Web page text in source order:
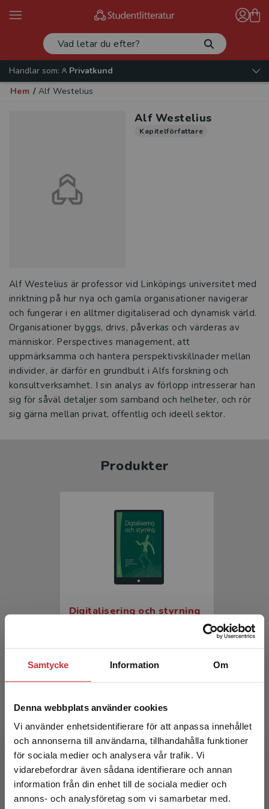
Samtycke Information Om
Denna webbplats använder cookies
Vi använder enhetsidentifierare för att anpassa innehållet
och annonserna till användarna, tillhandahålla funktioner
för sociala medier och analysera vår trafik. Vi
vidarebefordrar även sådana identifierare och annan
information från din enhet till de sociala medier och
annons- och analysföretag som vi samarbetar med.
Begränsad fraktregion
Handlar som:
Privatkund
Hem / Alf Westelius
Alf Westelius
Kapitelförfattare
Alf Westelius är professor vid Linköpings universitet med
inriktning på hur nya och gamla organisationer navigerar
och fungerar i en alltmer digitaliserad och dynamisk värld.
Organisationer byggs, drivs, påverkas och värderas av
människor. Perspectives management, att
uppmärksamma och hantera perspektivskillnader mellan
individer, är därför en grundbult i Alfs forskning och
konsultverksamhet. I sin analys av förlopp intresserar han
sig för såväl detaljer som samband och helheter, och rör
sig gärna mellan privat, offentlig och ideell sektor.
Produkter
Digitalisering och styrning
inkl. moms
Exkl. moms: 255 kr
Digitalisering och styrning